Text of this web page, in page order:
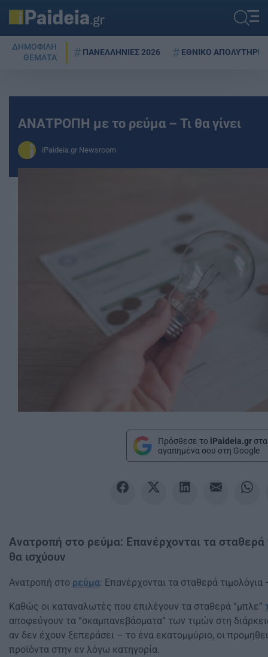
ΔΗΜΟΦΙΛΗ
ΘΕΜΑΤΑ
ΠΑΝΕΛΛΗΝΙΕΣ 2026 ΕΘΝΙΚΟ ΑΠΟΛΥΤΗΡΙΟ
ΑΝΑΤΡΟΠΗ με το ρεύμα – Τι θα γίνει
iPaideia.gr Newsroom
Πρόσθεσε το iPaideia.gr στα
αγαπημένα σου στη Google
Ανατροπή στο ρεύμα: Επανέρχονται τα σταθερά
θα ισχύουν
Ανατροπή στο ρεύμα: Επανέρχονται τα σταθερά τιμολόγια
Καθώς οι καταναλωτές που επιλέγουν τα σταθερά “μπλε”
αποφεύγουν τα “σκαμπανεβάσματα” των τιμών στη
αν δεν έχουν ξεπεράσει – το ένα εκατομμύριο, οι
προϊόντα στην εν λόγω κατηγορία.